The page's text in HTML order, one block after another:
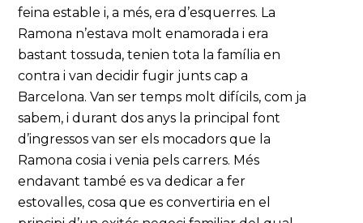
feina estable i, a més, era d’esquerres. La
Ramona n’estava molt enamorada i era
bastant tossuda, tenien tota la família en
contra i van decidir fugir junts cap a
Barcelona. Van ser temps molt difícils, com ja
sabem, i durant dos anys la principal font
d’ingressos van ser els mocadors que la
Ramona cosia i venia pels carrers. Més
endavant també es va dedicar a fer
estovalles, cosa que es convertiria en el